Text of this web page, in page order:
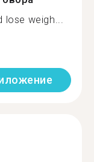
lose weigh...